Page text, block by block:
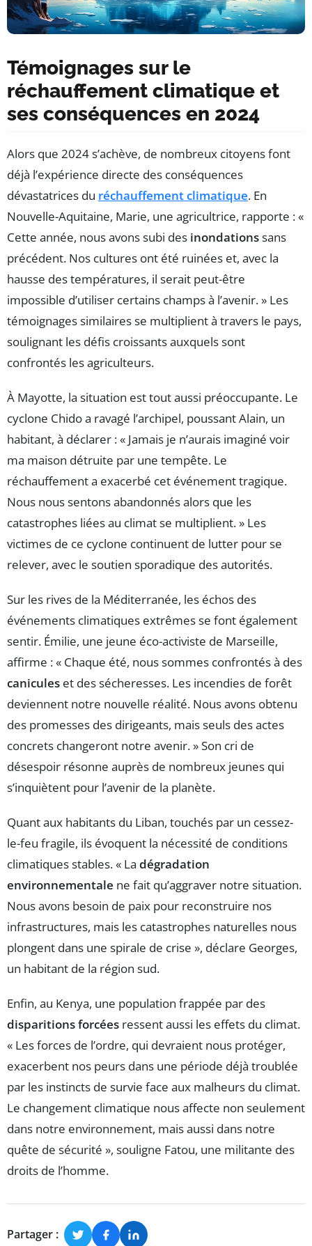
Témoignages sur le
réchauffement climatique et
ses conséquences en 2024
Alors que 2024 s’achève, de nombreux citoyens font
déjà l’expérience directe des conséquences
dévastatrices du réchauffement climatique. En
Nouvelle-Aquitaine, Marie, une agricultrice, rapporte : «
Cette année, nous avons subi des inondationssans
précédent. Nos cultures ont été ruinées et, avec la
hausse des températures, il serait peut-être
impossible d’utiliser certains champs à l’avenir. » Les
témoignages similaires se multiplient à travers le pays,
soulignant les défis croissants auxquels sont
confrontés les agriculteurs.
À Mayotte, la situation est tout aussi préoccupante. Le
cyclone Chido a ravagé l’archipel, poussant Alain, un
habitant, à déclarer : « Jamais je n’aurais imaginé voir
ma maison détruite par une tempête. Le
réchauffement a exacerbé cet événement tragique.
Nous nous sentons abandonnés alors que les
catastrophes liées au climat se multiplient. » Les
victimes de ce cyclone continuent de lutter pour se
relever, avec le soutien sporadique des autorités.
Sur les rives de la Méditerranée, les échos des
événements climatiques extrêmes se font également
sentir. Émilie, une jeune éco-activiste de Marseille,
affirme : « Chaque été, nous sommes confrontés à des
canicules et des sécheresses. Les incendies de forêt
deviennent notre nouvelle réalité. Nous avons obtenu
des promesses des dirigeants, mais seuls des actes
concrets changeront notre avenir. » Son cri de
désespoir résonne auprès de nombreux jeunes qui
s’inquiètent pour l’avenir de la planète.
Quant aux habitants du Liban, touchés par un cessez-
le-feu fragile, ils évoquent la nécessité de conditions
climatiques stables. « La dégradation
environnementale ne fait qu’aggraver notre situation.
Nous avons besoin de paix pour reconstruire nos
infrastructures, mais les catastrophes naturelles nous
plongent dans une spirale de crise », déclare Georges,
un habitant de la région sud.
Enfin, au Kenya, une population frappée par des
disparitions forcées ressent aussi les effets du climat.
« Les forces de l’ordre, qui devraient nous protéger,
exacerbent nos peurs dans une période déjà troublée
par les instincts de survie face aux malheurs du climat.
Le changement climatique nous affecte non seulement
dans notre environnement, mais aussi dans notre
quête de sécurité », souligne Fatou, une militante des
droits de l’homme.
Partager :